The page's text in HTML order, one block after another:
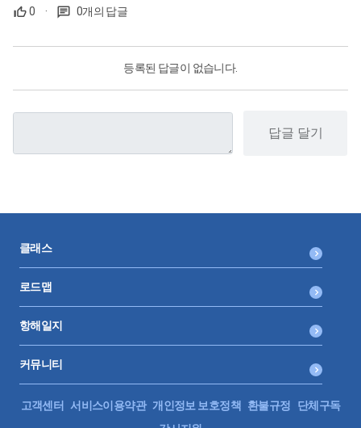
0 · 0개의 답글
등록된 답글이 없습니다.
답글 달기
클래스
로드맵
항해일지
커뮤니티
고객센터 서비스이용약관 개인정보 보호정책 환불규정
단체구독